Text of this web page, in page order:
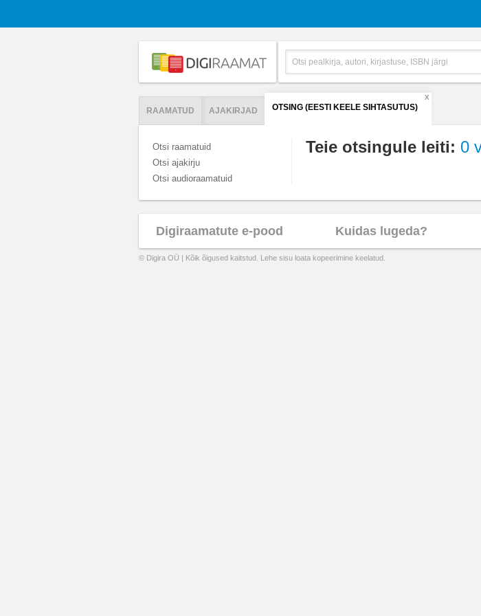
RAAMATUD AJAKIRJAD OTSING (EESTI KEELE SIHTASUTUS)
X
Otsi raamatuid
Otsi ajakirju
Otsi audioraamatuid
Teie otsingule leiti: 0
Digiraamatute e-pood Kuidas lugeda?
© Digira OÜ | Kõik õigused kaitstud. Lehe sisu loata kopeerimine keelatud.